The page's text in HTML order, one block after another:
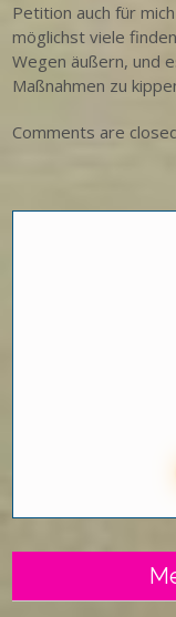
Petition auch für
möglichst viele
Wegen äußern, und
Maßnahmen zu
Comments are